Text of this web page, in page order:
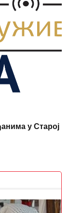
у Старој